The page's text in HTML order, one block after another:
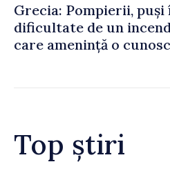
Grecia: Pompierii, puși
dificultate de un
care amenință o
Top știri